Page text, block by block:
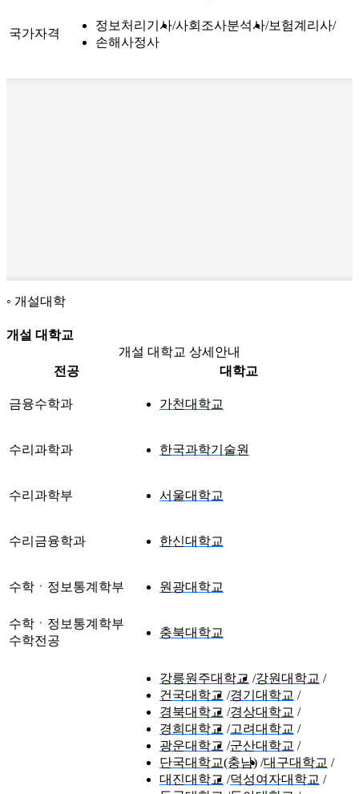
국가자격
정보처리기사 사회조사분석사 보험계리사
손해사정사
개설대학
개설 대학교
개설 대학교 상세안내
전공
대학교
금융수학과 가천대학교
수리과학과 한국과학기술원
수리과학부 서울대학교
수리금융학과 한신대학교
수학ㆍ정보통계학부 원광대학교
수학ㆍ정보통계학부
수학전공
충북대학교
강릉원주대학교 강원대학교
건국대학교 경기대학교
경북대학교 경상대학교
경희대학교 고려대학교
광운대학교 군산대학교
단국대학교(충남) 대구대학교
대진대학교 덕성여자대학교